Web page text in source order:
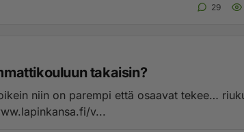
29
takaisin?
niin on parempi että osaavat tekee…
www.lapinkansa.fi/v...